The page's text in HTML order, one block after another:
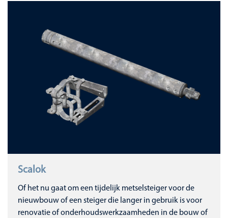
Scalok
Of het nu gaat om een tijdelijk metselsteiger voor de
nieuwbouw of een steiger die langer in gebruik is voor
renovatie of onderhoudswerkzaamheden in de bouw of